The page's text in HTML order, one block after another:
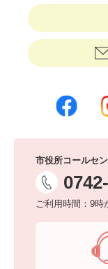
市役所コールセ
ご利用時間：9時